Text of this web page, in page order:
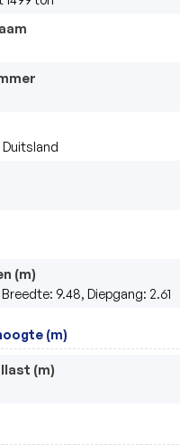
(m)
9.48, Diepgang: 2.61
(m)
(m)